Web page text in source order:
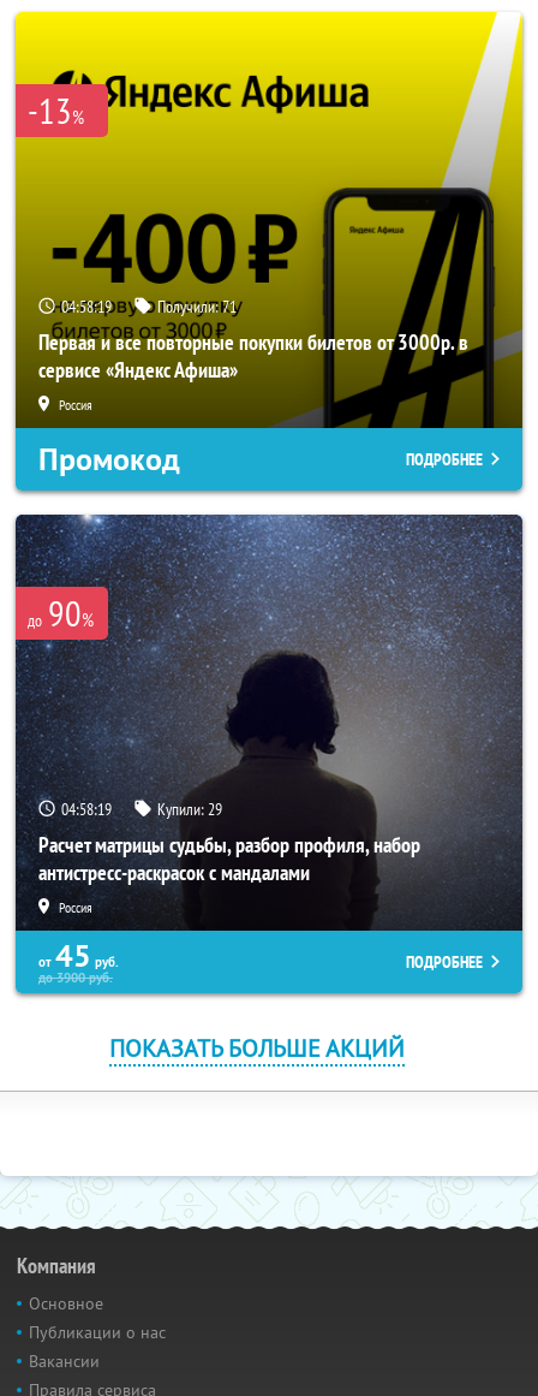
-13%
04:58:18 Получили:71
Первая и все повторные покупки билетов от 3000р. в
сервисе «Яндекс Афиша»
Россия
Промокод ПОДРОБНЕЕ
до 90%
04:58:18 Купили:29
Расчет матрицы судьбы, разбор профиля, набор
антистресс-раскрасок с мандалами
Россия
от 45 руб.
до3900руб.
ПОДРОБНЕЕ
ПОКАЗАТЬ БОЛЬШЕ АКЦИЙ
Компания
Основное
Публикации о нас
Вакансии
Правила сервиса